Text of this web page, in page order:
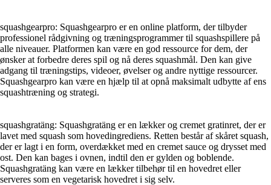
squashgearpro: Squashgearpro er en online platform, der tilbyder
professionel rådgivning og træningsprogrammer til squashspillere på
alle niveauer. Platformen kan være en god ressource for dem, der
ønsker at forbedre deres spil og nå deres squashmål. Den kan give
adgang til træningstips, videoer, øvelser og andre nyttige ressourcer.
Squashgearpro kan være en hjælp til at opnå maksimalt udbytte af ens
squashtræning og strategi.
squashgratäng: Squashgratäng er en lækker og cremet gratinret, der er
lavet med squash som hovedingrediens. Retten består af skåret squash,
der er lagt i en form, overdækket med en cremet sauce og drysset med
ost. Den kan bages i ovnen, indtil den er gylden og boblende.
Squashgratäng kan være en lækker tilbehør til en hovedret eller
serveres som en vegetarisk hovedret i sig selv.